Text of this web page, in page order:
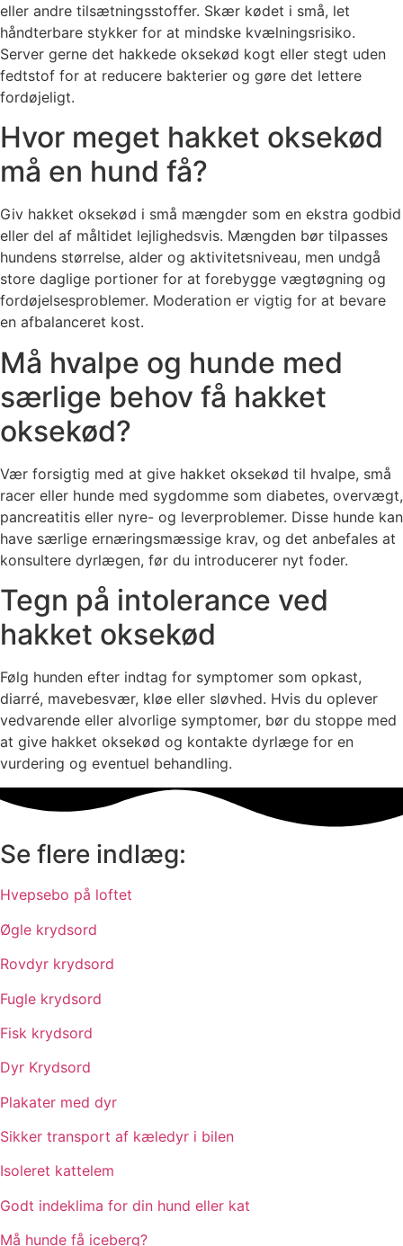
eller andre tilsætningsstoffer. Skær kødet i små, let
håndterbare stykker for at mindske kvælningsrisiko.
Server gerne det hakkede oksekød kogt eller stegt uden
fedtstof for at reducere bakterier og gøre det lettere
fordøjeligt.
Hvor meget hakket oksekød
må en hund få?
Giv hakket oksekød i små mængder som en ekstra godbid
eller del af måltidet lejlighedsvis. Mængden bør tilpasses
hundens størrelse, alder og aktivitetsniveau, men undgå
store daglige portioner for at forebygge vægtøgning og
fordøjelsesproblemer. Moderation er vigtig for at bevare
en afbalanceret kost.
Må hvalpe og hunde med
særlige behov få hakket
oksekød?
Vær forsigtig med at give hakket oksekød til hvalpe, små
racer eller hunde med sygdomme som diabetes, overvægt,
pancreatitis eller nyre- og leverproblemer. Disse hunde kan
have særlige ernæringsmæssige krav, og det anbefales at
konsultere dyrlægen, før du introducerer nyt foder.
Tegn på intolerance ved
hakket oksekød
Følg hunden efter indtag for symptomer som opkast,
diarré, mavebesvær, kløe eller sløvhed. Hvis du oplever
vedvarende eller alvorlige symptomer, bør du stoppe med
at give hakket oksekød og kontakte dyrlæge for en
vurdering og eventuel behandling.
Se flere indlæg:
Hvepsebo på loftet
Øgle krydsord
Rovdyr krydsord
Fugle krydsord
Fisk krydsord
Dyr Krydsord
Plakater med dyr
Sikker transport af kæledyr i bilen
Isoleret kattelem
Godt indeklima for din hund eller kat
Må hunde få iceberg?